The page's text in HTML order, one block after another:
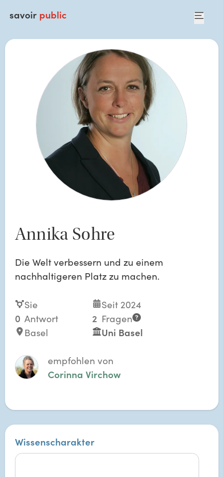
savoir public
Annika Sohre
Die Welt verbessern und zu einem
nachhaltigeren Platz zu machen.
Sie
Seit 2024
0 Antwort 2 Fragen
Basel
Uni Basel
empfohlen von
Corinna Virchow
Wissenscharakter